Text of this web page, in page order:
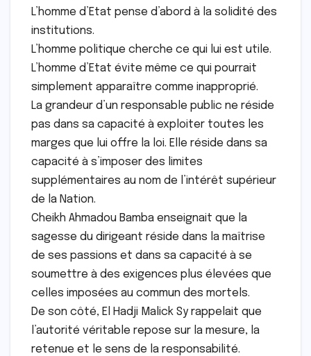
L’homme d’Etat pense d’abord à la solidité des
institutions.
L’homme politique cherche ce qui lui est utile.
L’homme d’Etat évite même ce qui pourrait
simplement apparaître comme inapproprié.
La grandeur d’un responsable public ne réside
pas dans sa capacité à exploiter toutes les
marges que lui offre la loi. Elle réside dans sa
capacité à s’imposer des limites
supplémentaires au nom de l’intérêt supérieur
de la Nation.
Cheikh Ahmadou Bamba enseignait que la
sagesse du dirigeant réside dans la maîtrise
de ses passions et dans sa capacité à se
soumettre à des exigences plus élevées que
celles imposées au commun des mortels.
De son côté, El Hadji Malick Sy rappelait que
l’autorité véritable repose sur la mesure, la
retenue et le sens de la responsabilité.